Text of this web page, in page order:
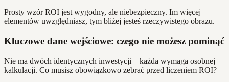
Prosty wzór ROI jest wygodny, ale niebezpieczny. Im więcej
elementów uwzględniasz, tym bliżej jesteś rzeczywistego obrazu.
Kluczowe dane wejściowe: czego nie możesz pominąć
Nie ma dwóch identycznych inwestycji – każda wymaga osobnej
kalkulacji. Co musisz obowiązkowo zebrać przed liczeniem ROI?